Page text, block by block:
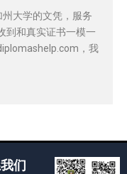
大学的文凭，服务
到和真实证书一模一
，我
们